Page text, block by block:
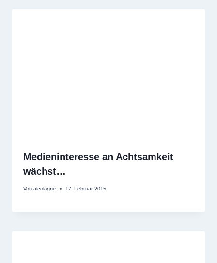
Medieninteresse an Achtsamkeit
wächst…
Von alcologne 17. Februar 2015